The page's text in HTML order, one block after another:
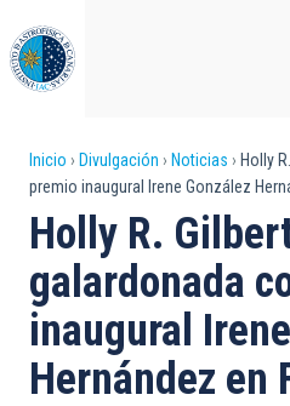
al
contenido
principal
Sobrescribir
enlaces
de
ayuda
a
la
Inicio Divulgación Noticias
Holly
premio inaugural Irene González
Holly R.
galardonada
inaugural
Hernández en